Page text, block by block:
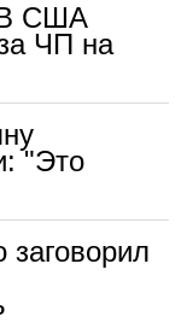
В США
ЧП на
"Это